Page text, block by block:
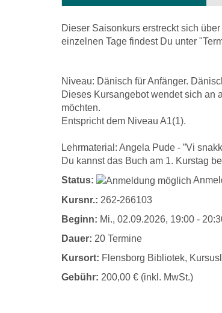
Dieser Saisonkurs erstreckt sich
einzelnen Tage findest Du unter
Niveau: Dänisch für Anfänger.
Dieses Kursangebot wendet sich an
möchten.
Entspricht dem Niveau A1(1).
Lehrmaterial: Angela Pude - ”Vi
Du kannst das Buch am 1. Kurstag
Status:
Kursnr.: 262-266103
Beginn: Mi., 02.09.2026, 19:00 -
Dauer: 20 Termine
Kursort: Flensborg Bibliotek,
Gebühr: 200,00 € (inkl. MwSt.)